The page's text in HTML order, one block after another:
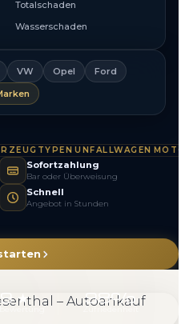
Totalschaden
Wasserschaden
VW Opel
Ford
·UNFALLWAGEN·
Sofortzahlung
Bar oder Überweisung
Schnell
Angebot in Stunden
★ 98%
Zufriedenheit